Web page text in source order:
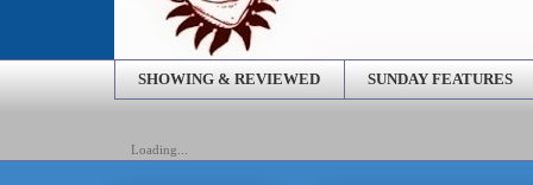
SHOWING & REVIEWED SUNDAY FEATURES
Loading...